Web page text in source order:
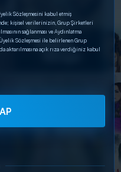
Sözleşmesini kabul etmiş
kişisel verilerinizin, Grup Şirketleri
sağlanması ve Aydınlatma
Sözleşmesi ile belirlenen Grup
aktarılmasına açık rıza verdiğiniz kabul